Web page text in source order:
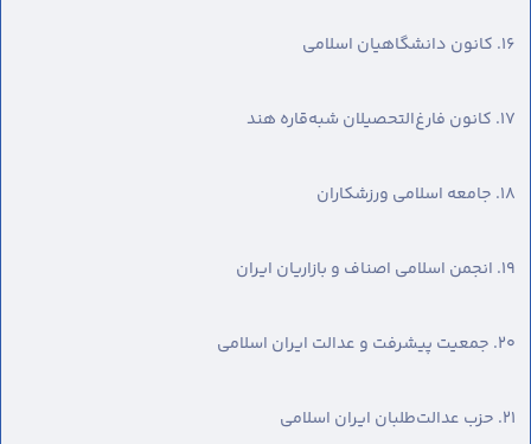
۱۶. کانون دانشگاهیان اسلامی
۱۷. کانون فارغ‌التحصیلان شبه‌قاره هند
۱۸. جامعه اسلامی ورزشکاران
۱۹. انجمن اسلامی اصناف و بازاریان ایران
۲۰. جمعیت پیشرفت و عدالت ایران اسلامی
۲۱. حزب عدالت‌طلبان ایران اسلامی